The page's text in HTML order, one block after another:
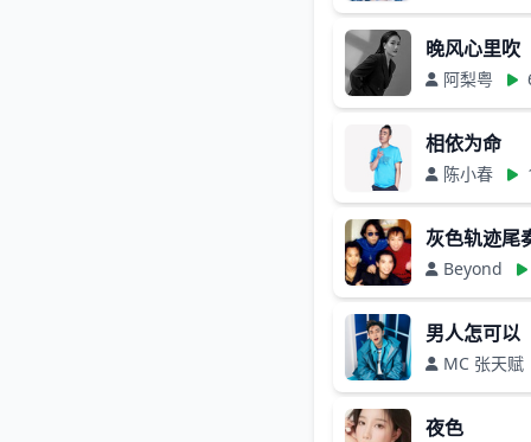
晚风心里吹
阿梨粤
相依为命
陈小春
灰色轨迹尾
Beyond
男人怎可以
MC 张天赋
夜色